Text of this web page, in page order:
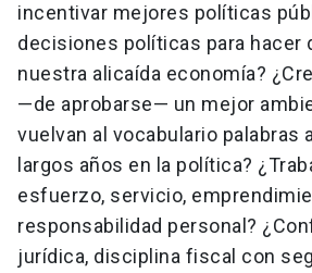
incentivar mejores políticas
decisiones políticas para hacer
nuestra alicaída economía?
—de aprobarse— un mejor
vuelvan al vocabulario palabras
largos años en la política?
esfuerzo, servicio,
responsabilidad personal?
jurídica, disciplina fiscal con